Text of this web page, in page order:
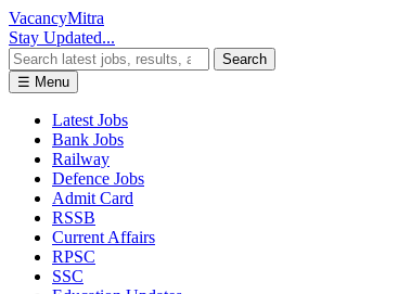
VacancyMitra
Stay Updated...
Search
☰ Menu
Latest Jobs
Bank Jobs
Railway
Defence Jobs
Admit Card
RSSB
Current Affairs
RPSC
SSC